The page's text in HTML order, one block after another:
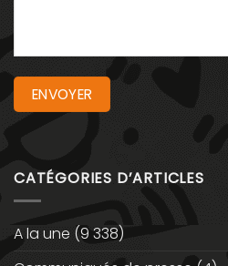
CATÉGORIES D’ARTICLES
A la une (9 338)